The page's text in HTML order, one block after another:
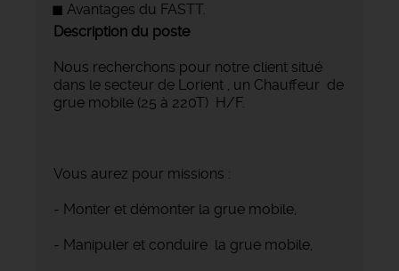
Avantages du FASTT.
Description du poste
Nous recherchons pour notre client situé
dans le secteur de Lorient , un Chauffeur de
grue mobile (25 à 220T) H/F.
Vous aurez pour missions :
- Monter et démonter la grue mobile,
- Manipuler et conduire la grue mobile,